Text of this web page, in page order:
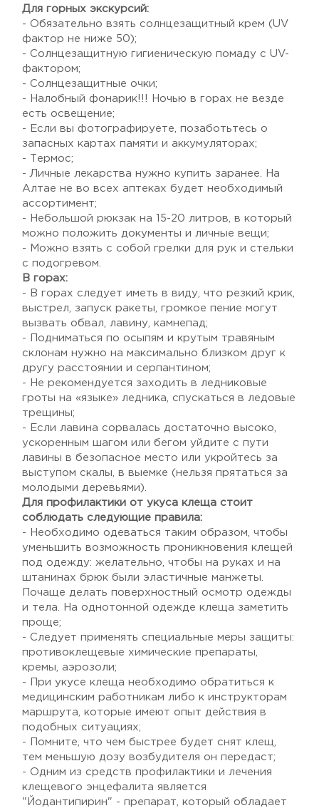
Для горных экскурсий:
- Обязательно взять солнцезащитный крем (UV
фактор не ниже 50);
- Cолнцезащитную гигиеническую помаду с UV-
фактором;
- Солнцезащитные очки;
- Налобный фонарик!!! Ночью в горах не везде
есть освещение;
- Если вы фотографируете, позаботьтесь о
запасных картах памяти и аккумуляторах;
- Термос;
- Личные лекарства нужно купить заранее. На
Алтае не во всех аптеках будет необходимый
ассортимент;
- Небольшой рюкзак на 15-20 литров, в который
можно положить документы и личные вещи;
- Можно взять с собой грелки для рук и стельки
с подогревом.
В горах:
- В горах следует иметь в виду, что резкий крик,
выстрел, запуск ракеты, громкое пение могут
вызвать обвал, лавину, камнепад;
- Подниматься по осыпям и крутым травяным
склонам нужно на максимально близком друг к
другу расстоянии и серпантином;
- Не рекомендуется заходить в ледниковые
гроты на «языке» ледника, спускаться в ледовые
трещины;
- Если лавина сорвалась достаточно высоко,
ускоренным шагом или бегом уйдите с пути
лавины в безопасное место или укройтесь за
выступом скалы, в выемке (нельзя прятаться за
молодыми деревьями).
Для профилактики от укуса клеща стоит
соблюдать следующие правила:
- Необходимо одеваться таким образом, чтобы
уменьшить возможность проникновения клещей
под одежду: желательно, чтобы на руках и на
штанинах брюк были эластичные манжеты.
Почаще делать поверхностный осмотр одежды
и тела. На однотонной одежде клеща заметить
проще;
- Следует применять специальные меры защиты:
противоклещевые химические препараты,
кремы, аэрозоли;
- При укусе клеща необходимо обратиться к
медицинским работникам либо к инструкторам
маршрута, которые имеют опыт действия в
подобных ситуациях;
- Помните, что чем быстрее будет снят клещ,
тем меньшую дозу возбудителя он передаст;
- Одним из средств профилактики и лечения
клещевого энцефалита является
"Йодантипирин" - препарат, который обладает